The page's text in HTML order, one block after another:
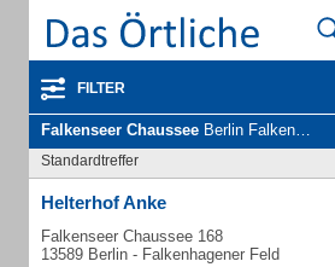
FILTER
Falkenseer Chaussee Berlin Falkenhagener Feld - Unternehmen und Personen
Standardtreffer
Helterhof Anke
Falkenseer Chaussee 168
13589 Berlin - Falkenhagener Feld